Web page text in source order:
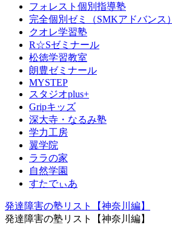
フォレスト個別指導塾
完全個別ゼミ（SMKアドバンス）
クオレ学習塾
R☆Sゼミナール
松徳学習教室
朗豊ゼミナール
MYSTEP
スタジオplus+
Gripキッズ
深大寺・なるみ塾
学力工房
翼学院
ララの家
自然学園
すたでぃあ
発達障害の塾リスト【神奈川編】
発達障害の塾リスト【神奈川編】